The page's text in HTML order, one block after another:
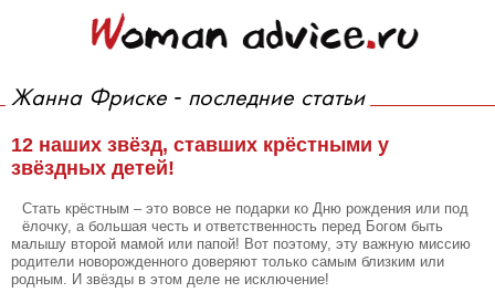
Жанна Фриске - последние статьи
12 наших звёзд, ставших крёстными у
звёздных детей!
Стать крёстным – это вовсе не подарки ко Дню рождения или под
ёлочку, а большая честь и ответственность перед Богом быть
малышу второй мамой или папой! Вот поэтому, эту важную миссию
родители новорожденного доверяют только самым близким или
родным. И звёзды в этом деле не исключение!